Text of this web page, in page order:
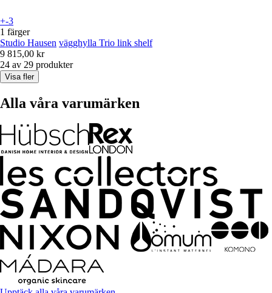
+-3
1 färger
Studio Hausen vägghylla Trio link shelf
9 815,00 kr
24 av 29 produkter
Visa fler
Alla våra varumärken